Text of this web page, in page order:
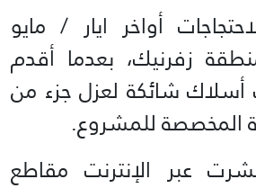
أواخر ايار / مايو
زفرنيك، بعدما أقدم
شائكة لعزل جزء من
المخصصة للمشروع.
عبر الإنترنت مقاطع